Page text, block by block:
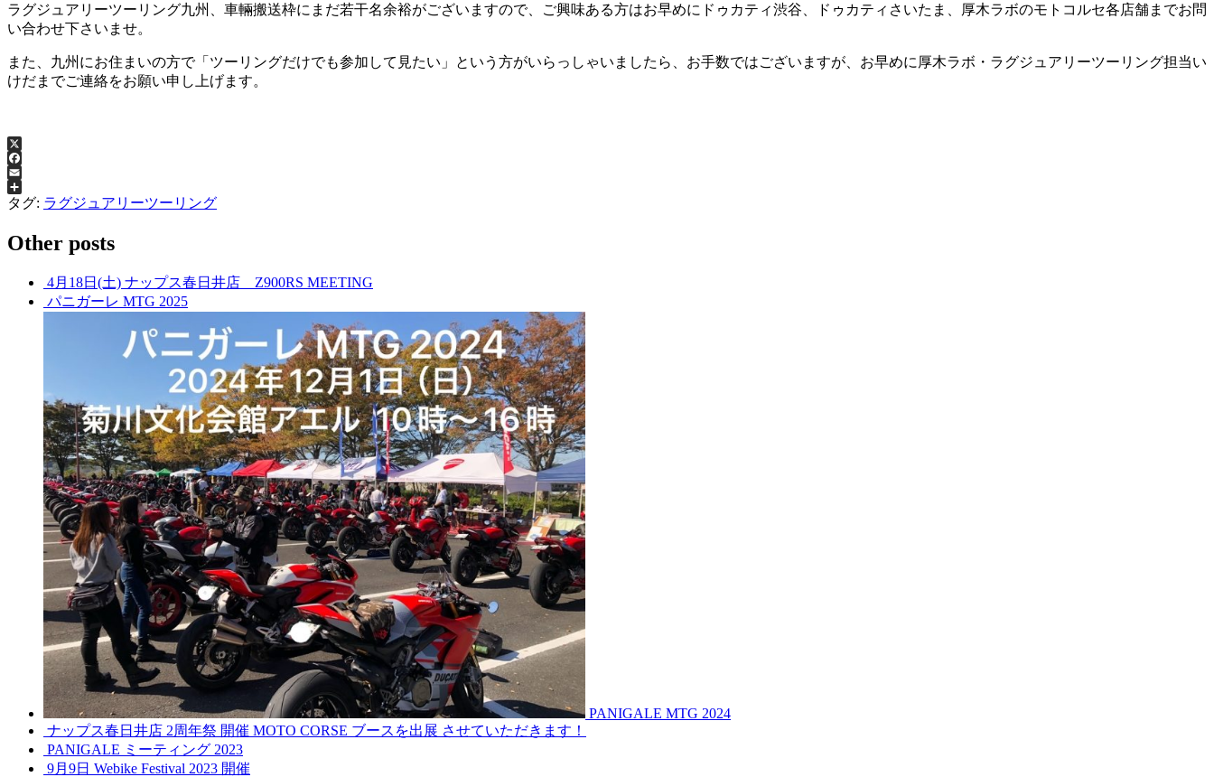
ラグジュアリーツーリング九州、車輛搬送枠にまだ若干名余裕がございますので、ご興味ある方はお早めにドゥカティ渋谷、ドゥカティさいたま、厚木ラボのモトコルセ各店舗までお問
い合わせ下さいませ。
また、九州にお住まいの方で「ツーリングだけでも参加して見たい」という方がいらっしゃいましたら、お手数ではございますが、お早めに厚木ラボ・ラグジュアリーツーリング担当い
けだまでご連絡をお願い申し上げます。
X
Facebook
Email
共
有
タグ: ラグジュアリーツーリング
Other posts
4月18日(土) ナップス春日井店 Z900RS MEETING
パニガーレ MTG 2025
PANIGALE MTG 2024
ナップス春日井店 2周年祭 開催 MOTO CORSE ブースを出展 させていただきます！
PANIGALE ミーティング 2023
9月9日 Webike Festival 2023 開催